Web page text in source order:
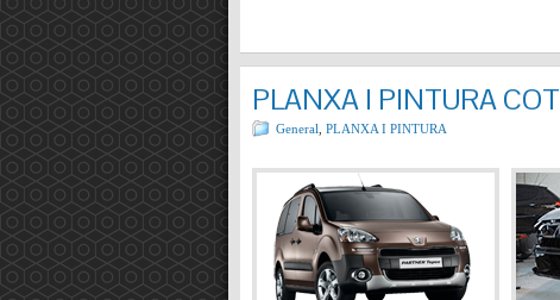
PLANXA I PINTURA
General PLANXA I PINTURA